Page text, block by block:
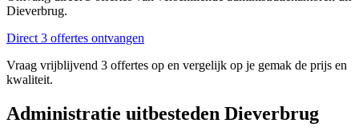
Dieverbrug.
Direct 3 offertes ontvangen
Vraag vrijblijvend 3 offertes op en vergelijk op je gemak de prijs en
kwaliteit.
Administratie uitbesteden Dieverbrug